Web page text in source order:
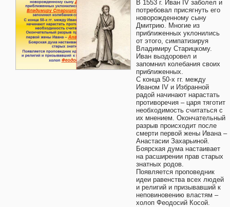
В 1553 г. Иван IV заболел и
потребовал присягнуть его
новорожденному сыну
Дмитрию. Многие из
приближенных уклонились
от этого, симпатизируя
Владимиру Старицкому.
Иван выздоровел и
запомнил колебания своих
приближенных.
С конца 50-х гг. между
Иваном IV и Избранной
радой начинают нарастать
противоречия – царя тяготит
необходимость считаться с
их мнением. Окончательный
разрыв происходит после
смерти первой жены Ивана –
Анастасии Захарьиной.
Боярская дума настаивает
на расширении прав старых
знатных родов.
Появляется проповедник
идеи равенства всех людей
и религий и призывавший к
неповиновению властям –
холоп Феодосий Косой.